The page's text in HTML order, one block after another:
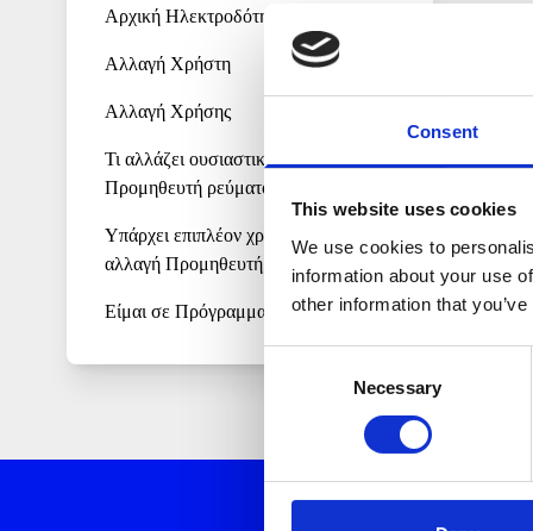
Consent
This website uses cookies
We use cookies to
information about your use
other information that
Necessary
Αρχική Ηλεκτροδότηση
Αλλαγή Χρήστη
Αλλαγή Xρήσης
Τι αλλάζει ουσιαστικά αλλάζοντας
Προμηθευτή ρεύματος;
Υπάρχει επιπλέον χρέωση για την
αλλαγή Προμηθευτή;
Είμαι σε Πρόγραμμα Ρύθμισης
Προμηθευτή μου. Μπορώ να
να έρθω στην Volton. Τι πρέπει να